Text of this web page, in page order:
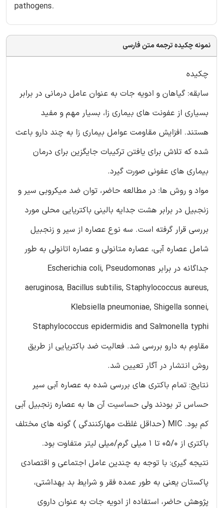
pathogens.
نمونه چکیده ترجمه متن فارسی
چکیده
سابقه: گیاهان و ادویه جات به عنوان عامل درمانی در برابر
بسیاری از عفونت های بیماری زا، بسیار مهم و مفید
هستند. افزایش مقاومت عوامل بیماری زا به چند دارو باعث
شده که تلاش برای یافتن ترکیبات جایگزین برای درمان
بیماری های عفونی صورت گیرد.
مواد و روش ها: در مطالعه حاضر، توان ضد میکروبی سیر و
زنجبیل در برابر هشت جدایه بالینی باکتریایی محلی مورد
بررسی قرار گرفته است. سه نوع عصاره از سیر و زنجبیل
شامل عصاره آبی، عصاره متانولی و عصاره اتانولی به طور
جداگانه در برابر Escherichia coli, Pseudomonas
aeruginosa, Bacillus subtilis, Staphylococcus aureus,
Klebsiella pneumoniae, Shigella sonnei,
Staphylococcus epidermidis and Salmonella typhi
مقاوم به دارو بررسی شد. فعالیت ضد باکتریایی از طریق
روش انتشار در آگار تعیین شد.
نتایج: تمام باکتری های بررسی شده به عصاره آبی سیر
حساس تر بودند ولی حساسیت آن ها به عصاره زنجبیل آبی
کم بود. MIC (حداقل غلظت مهارکنندگی ) گونه های مختلف
باکتری از 05/0 تا 1 میلی گرم/میلی لیتر متفاوت بود.
نتیجه گیری: با توجه به چندین عامل اجتماعی و اقتصادی
پاکستان یعنی به طور عمده فقر و شرایط بد بهداشتی،
پژوهش حاضر، استفاده از ادویه جات به عنوان داروی